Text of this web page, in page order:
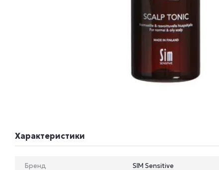
Характеристики
Бренд SIM Sensitive